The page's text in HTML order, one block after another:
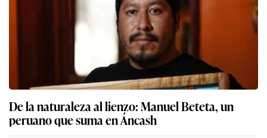
De la naturaleza al lienzo: Manuel Beteta, un
peruano que suma en Áncash